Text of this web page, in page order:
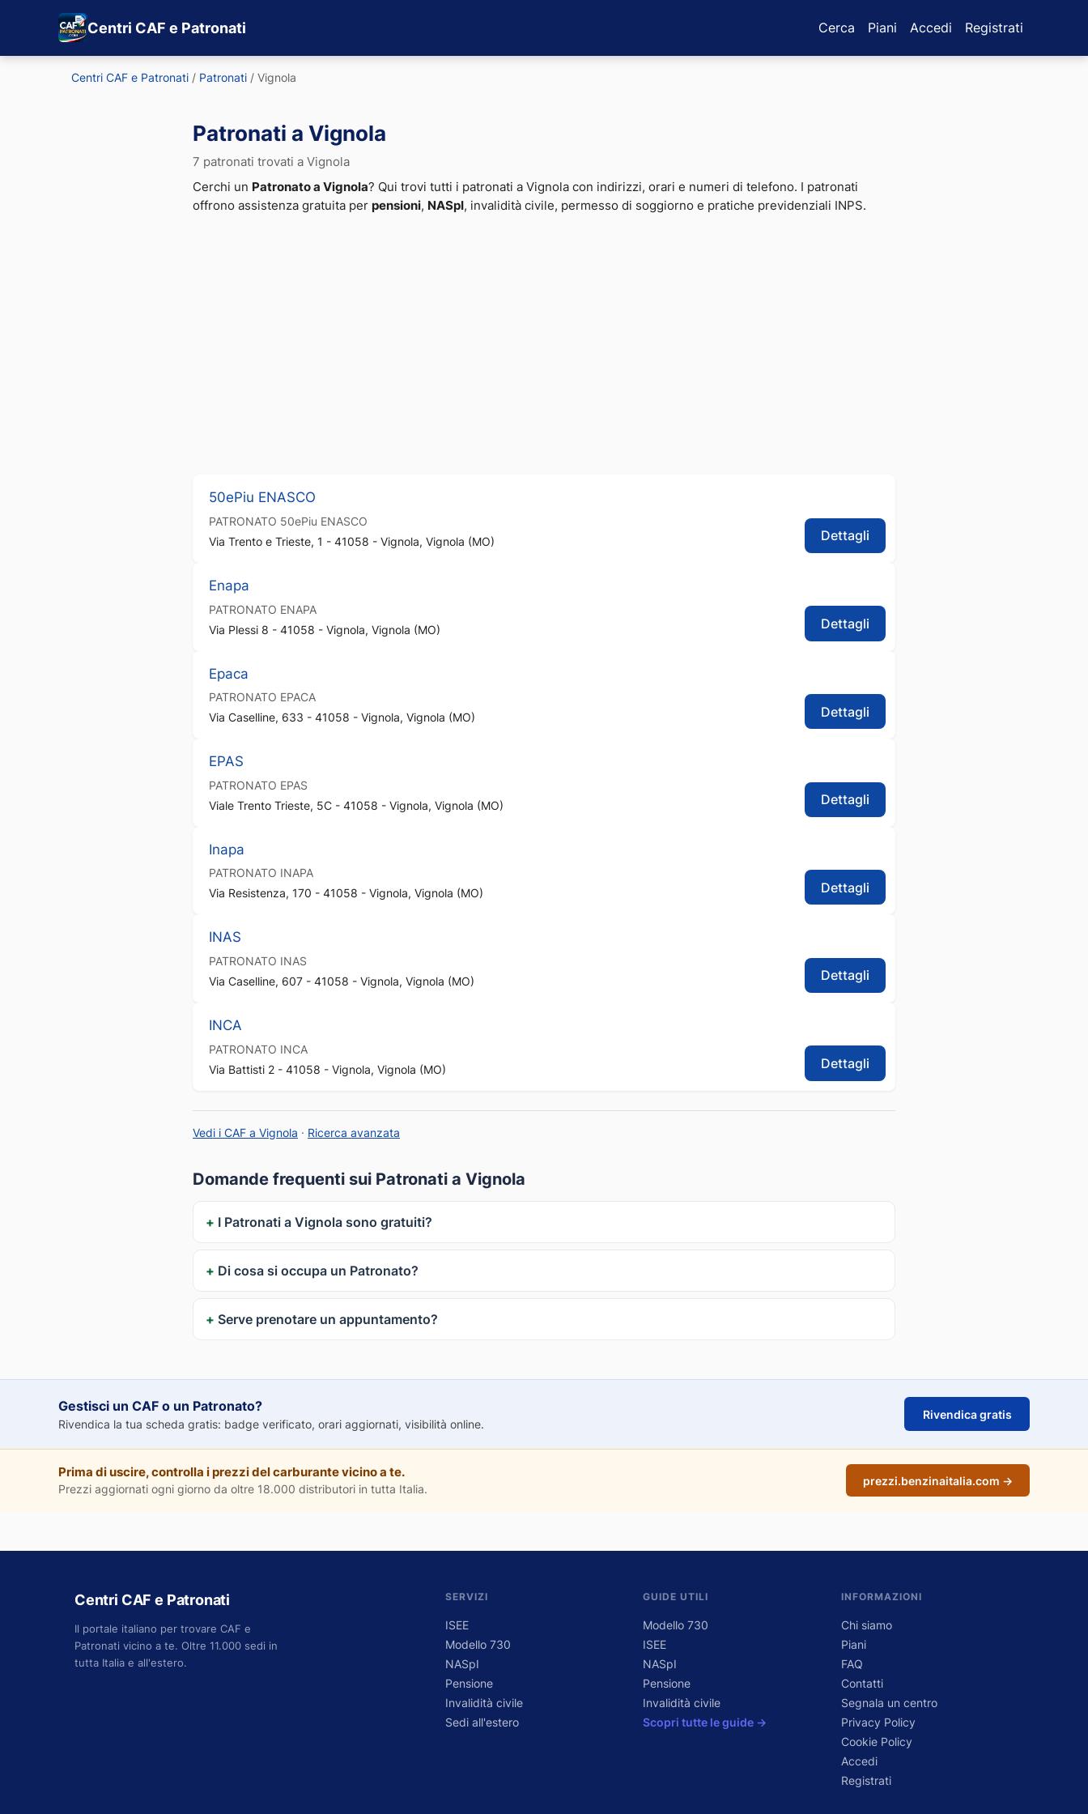
Centri CAF e Patronati Cerca Piani Accedi Registrati
Centri CAF e Patronati / Patronati / Vignola
Patronati a Vignola
7 patronati trovati a Vignola
Cerchi un Patronato a Vignola? Qui trovi tutti i patronati a Vignola con indirizzi, orari e numeri di telefono. I patronati
offrono assistenza gratuita per pensioni, NASpI , invalidità civile, permesso di soggiorno e pratiche previdenziali INPS.
50ePiu ENASCO
PATRONATO 50ePiu ENASCO
Via Trento e Trieste, 1 - 41058 - Vignola, Vignola (MO)
Dettagli
Enapa
PATRONATO ENAPA
Via Plessi 8 - 41058 - Vignola, Vignola (MO)
Dettagli
Epaca
PATRONATO EPACA
Via Caselline, 633 - 41058 - Vignola, Vignola (MO)
Dettagli
EPAS
PATRONATO EPAS
Viale Trento Trieste, 5C - 41058 - Vignola, Vignola (MO)
Dettagli
Inapa
PATRONATO INAPA
Via Resistenza, 170 - 41058 - Vignola, Vignola (MO)
Dettagli
INAS
PATRONATO INAS
Via Caselline, 607 - 41058 - Vignola, Vignola (MO)
Dettagli
INCA
PATRONATO INCA
Via Battisti 2 - 41058 - Vignola, Vignola (MO)
Dettagli
Vedi i CAF a Vignola · Ricerca avanzata
Domande frequenti sui Patronati a Vignola
I Patronati a Vignola sono gratuiti?
Di cosa si occupa un Patronato?
Serve prenotare un appuntamento?
Gestisci un CAF o un Patronato?
Rivendica la tua scheda gratis: badge verificato, orari aggiornati, visibilità online.
Rivendica gratis
Prima di uscire, controlla i prezzi del carburante vicino a te.
Prezzi aggiornati ogni giorno da oltre 18.000 distributori in tutta Italia.
prezzi.benzinaitalia.com →
Centri CAF e Patronati
Il portale italiano per trovare CAF e
Patronati vicino a te. Oltre 11.000 sedi in
tutta Italia e all'estero.
SERVIZI
ISEE
Modello 730
NASpI
Pensione
Invalidità civile
Sedi all'estero
GUIDE UTILI
Modello 730
ISEE
NASpI
Pensione
Invalidità civile
Scopri tutte le guide →
INFORMAZIONI
Chi siamo
Piani
FAQ
Contatti
Segnala un centro
Privacy Policy
Cookie Policy
Accedi
Registrati